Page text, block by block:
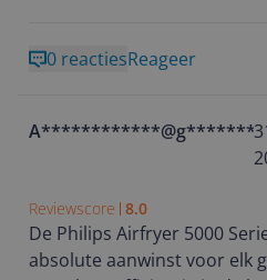
prijsklasse.
terwijl het duidelijk om een
verkeerd gebruik is
deze airfryer kost, had ik
service verwacht.
0 reactiesReageer
A************@g********
Reviewscore 8.0
De Philips Airfryer 5000
absolute aanwinst voor elk